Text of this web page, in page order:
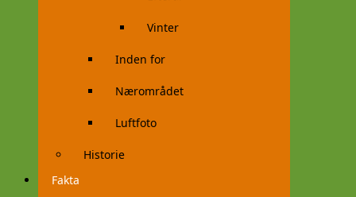
Vinter
Inden for
Nærområdet
Luftfoto
Historie
Fakta